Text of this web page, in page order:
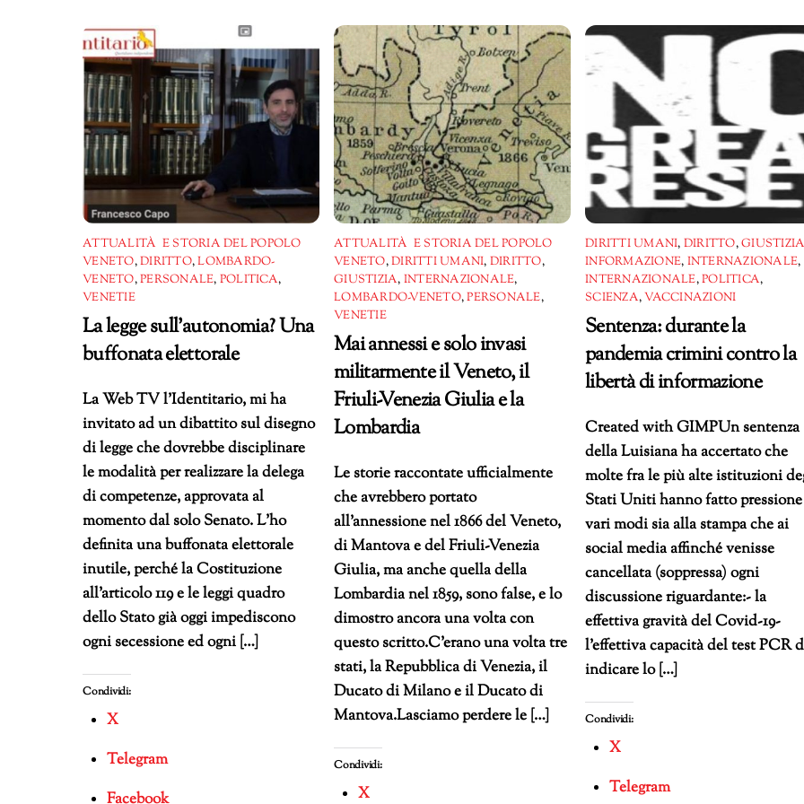
ATTUALITÀ E STORIA DEL POPOLO
VENETO,DIRITTO,LOMBARDO-
VENETO,PERSONALE, POLITICA,
VENETIE
La legge sull’autonomia? Una
buffonata elettorale
La Web TV l’Identitario, mi ha
invitato ad un dibattito sul disegno
di legge che dovrebbe disciplinare
le modalità per realizzare la delega
di competenze, approvata al
momento dal solo Senato. L’ho
definita una buffonata elettorale
inutile, perché la Costituzione
all’articolo 119 e le leggi quadro
dello Stato già oggi impediscono
ogni secessione ed ogni […]
Condividi:
X
Telegram
Facebook
ATTUALITÀ E STORIA DEL POPOLO
VENETO,DIRITTI UMANI, DIRITTO,
GIUSTIZIA, INTERNAZIONALE,
LOMBARDO-VENETO,PERSONALE,
VENETIE
Mai annessi e solo invasi
militarmente il Veneto, il
Friuli-Venezia Giulia e la
Lombardia
Le storie raccontate ufficialmente
che avrebbero portato
all’annessione nel 1866 del Veneto,
di Mantova e del Friuli-Venezia
Giulia, ma anche quella della
Lombardia nel 1859, sono false, e lo
dimostro ancora una volta con
questo scritto.C’erano una volta tre
stati, la Repubblica di Venezia, il
Ducato di Milano e il Ducato di
Mantova.Lasciamo perdere le […]
Condividi:
X
DIRITTI UMANI, DIRITTO,
INFORMAZIONE, INTERNAZIONALE,
INTERNAZIONALE,POLITICA,
SCIENZA,VACCINAZIONI
Sentenza: durante la
pandemia crimini contro la
libertà di informazione
Created with GIMPUn sentenza
della Luisiana ha accertato che
molte fra le più alte istituzioni
Stati Uniti hanno fatto
vari modi sia alla stampa che ai
social media affinché venisse
cancellata (soppressa) ogni
discussione riguardante:- la
effettiva gravità del Covid-19-
l’effettiva capacità del test PCR
indicare lo […]
Condividi:
X
Telegram